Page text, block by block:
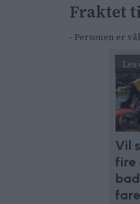
Fraktet
- Personen er
Vil
fire
fare